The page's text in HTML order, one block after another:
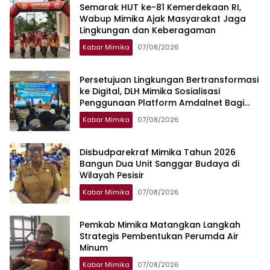
Semarak HUT ke-81 Kemerdekaan RI,
Wabup Mimika Ajak Masyarakat Jaga
Lingkungan dan Keberagaman
Kabar Mimika 07/08/2026
Persetujuan Lingkungan Bertransformasi
ke Digital, DLH Mimika Sosialisasi
Penggunaan Platform Amdalnet Bagi
Pelaku Usaha
Kabar Mimika 07/08/2026
Disbudparekraf Mimika Tahun 2026
Bangun Dua Unit Sanggar Budaya di
Wilayah Pesisir
Kabar Mimika 07/08/2026
Pemkab Mimika Matangkan Langkah
Strategis Pembentukan Perumda Air
Minum
Kabar Mimika 07/08/2026